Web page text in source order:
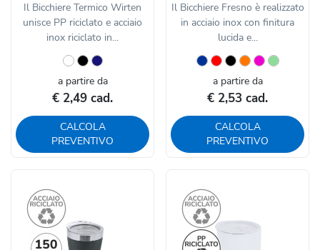
Il Bicchiere Termico Wirten
unisce PP riciclato e acciaio
inox riciclato in...
a partire da
€ 2,49 cad.
CALCOLA
PREVENTIVO
Il Bicchiere Fresno è realizzato
in acciaio inox con finitura
lucida e...
a partire da
€ 2,53 cad.
CALCOLA
PREVENTIVO